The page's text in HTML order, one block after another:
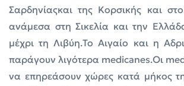
Σαρδηνίαςκαι της Κορσικής και
ανάμεσα στη Σικελία και την
μέχρι τη Λιβύη.Το Αιγαίο και η
παράγουν λιγότερα medicanes.Oι
να επηρεάσουν χώρες κατά μήκος